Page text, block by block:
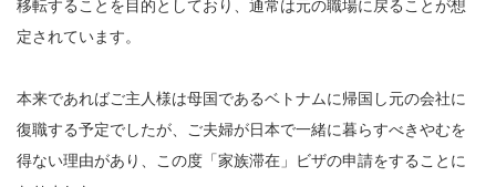
移転することを目的としており、通常は元の職場に戻ることが想
定されています。
本来であればご主人様は母国であるベトナムに帰国し元の会社に
復職する予定でしたが、ご夫婦が日本で一緒に暮らすべきやむを
得ない理由があり、この度「家族滞在」ビザの申請をすることに